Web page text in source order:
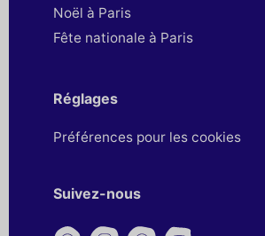
Noël à Paris
Fête nationale à Paris
Réglages
Préférences pour les cookies
Suivez-nous